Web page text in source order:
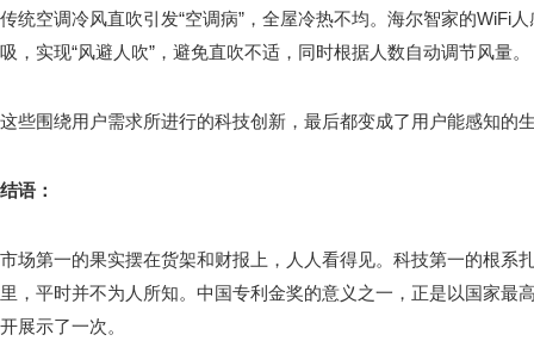
传统空调‌冷风直吹引发“空调病”‌，全屋冷热不均。海尔智家的WiFi
吸，实现‌“风避人吹”，避免直吹不适，同时根据人数自动调节风量。
这些围绕用户需求所进行的科技创新，最后都变成了用户能感知的
结语 ：
市场第一的果实摆在货架和财报上，人人看得见。科技第一的根系
里，平时并不为人所知。中国专利金奖的意义之一，正是以国家最
开展示了一次。